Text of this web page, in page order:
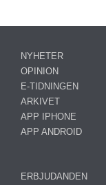
NYHETER
OPINION
E-TIDNINGEN
ARKIVET
APP IPHONE
APP ANDROID
ERBJUDANDEN